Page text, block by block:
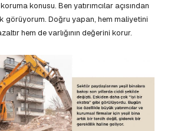
konusu. Ben yatırımcılar açısından
görüyorum. Doğru yapan, hem maliyetini
hem de varlığının değerini korur.